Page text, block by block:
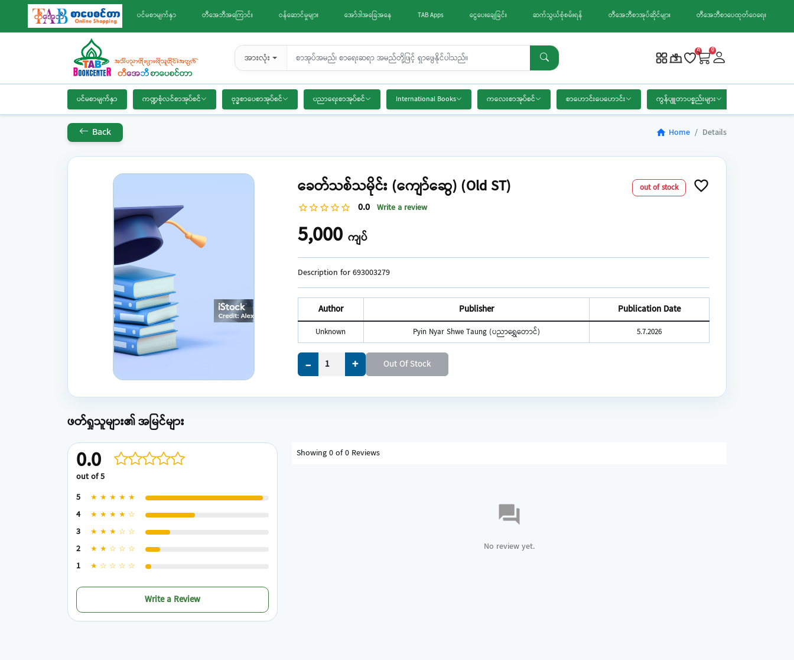
ပင်မစာမျက်နှာ တီအေဘီအကြောင်း ဝန်ဆောင်မှုများ အော်ဒါအခြေအနေ TAB Apps ငွေပေးချေခြင်း ဆက်သွယ်စုံစမ်းရန် တီအေဘီစာအုပ်ဆိုင်များ တီအေဘီစာပေထုတ်ဝေရေး
အားလုံး
0 0
ပင်မစာမျက်နှာ ကဏ္ဍစုံလင်စာအုပ်စင် ဗုဒ္ဓစာပေစာအုပ်စင် ပညာရေးစာအုပ်စင် International Books ကလေးစာအုပ်စင် စာဟောင်းပေဟောင်း ကွန်ပျူတာပစ္စည်းများ
Back home Home Details
ခေတ်သစ်သမိုင်း (ကျော်ဆွေ) (Old ST)
star_border star_border star_border star_border star_border 0.0 Write a review
out of stock favorite_border
5,000 ကျပ်
Description for 693003279
Author Publisher Publication Date
Unknown Pyin Nyar Shwe Taung (ပညာရွှေတောင်) 5.7.2026
- + Out Of Stock
ဖတ်ရှုသူများ၏ အမြင်များ
0.0
out of 5
5
★ ★ ★ ★ ★
4 ★ ★ ★ ★ ☆
3 ★ ★ ★ ☆ ☆
2 ★ ★ ☆ ☆ ☆
1 ★ ☆ ☆ ☆ ☆
Write a Review
Showing 0 of 0 Reviews
forum
No review yet.